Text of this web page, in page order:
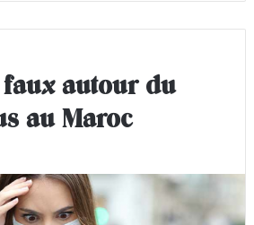
autour du
au Maroc